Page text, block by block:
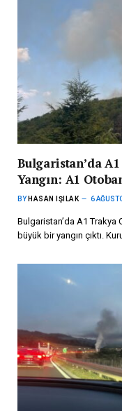
Bulgaristan’da
Yangın: A1
BY HASAN IŞILAK 6
Bulgaristan’da A1 Trakya
büyük bir yangın çıktı.